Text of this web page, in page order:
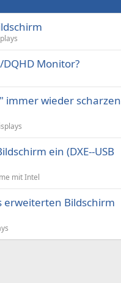
Monitor?
immer wieder scharzen
ein (DXE--USB
mit Intel
erweiterten Bildschirm